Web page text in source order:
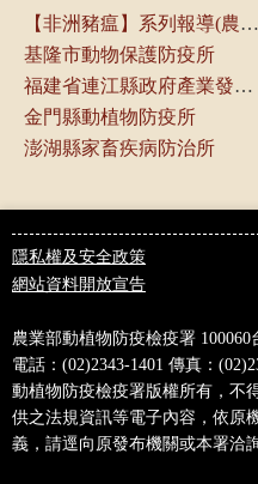
【非洲豬瘟】系列報導(農傳媒)
基隆市動物保護防疫所
福建省連江縣政府產業發展處
金門縣動植物防疫所
澎湖縣家畜疾病防治所
隱私權及安全政策
網站資料開放宣告
農業部動植物防疫檢疫署
電話：(02)2343-1401 傳真：
動植物防疫檢疫署版權所有，不
供之法規資訊等電子內容，依原
義，請逕向原發布機關或本署洽詢